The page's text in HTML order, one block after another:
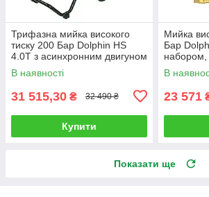
Трифазна мийка високого
тиску 200 Бар Dolphin HS
4.0T з асинхронним двигуном
та продуктивність 900 л/год.
В наявності
31 515,30 ₴ 32 490 ₴
Купити
Мийка
Бар
набором,
двигуном
780 л/год.
В
23 571
Показати ще